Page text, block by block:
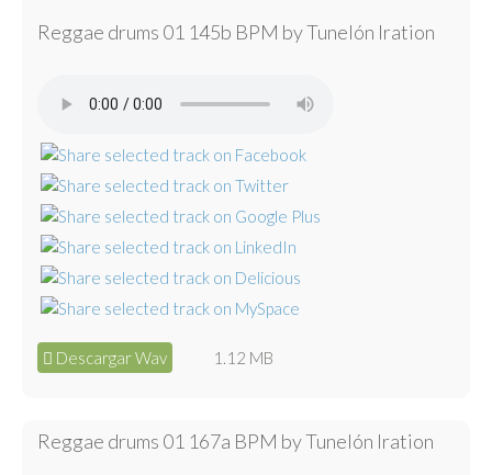
Reggae drums 01 145b BPM by Tunelón Iration
Descargar Wav 1.12 MB
Reggae drums 01 167a BPM by Tunelón Iration